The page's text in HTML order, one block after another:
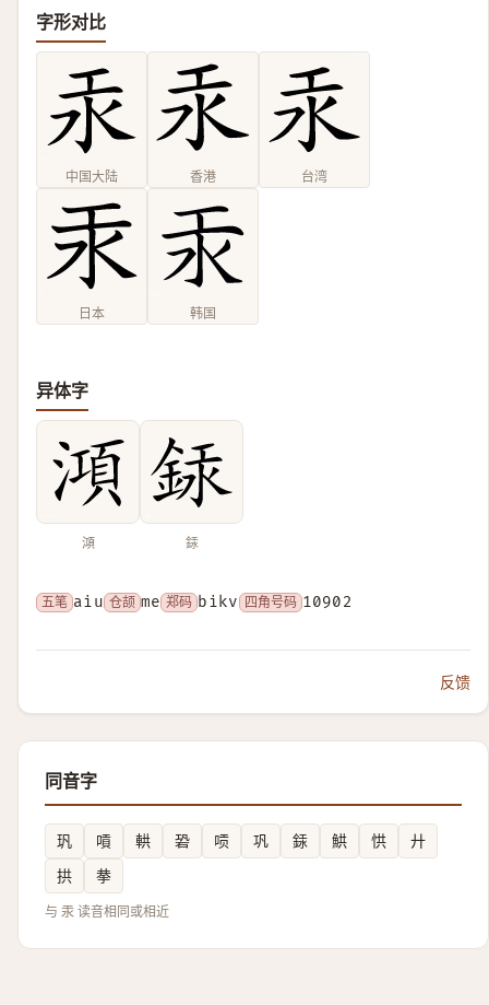
字形对比
中国大陆 香港 台湾
日本 韩国
异体字
澒 銾
五笔 aiu 仓颉 me 郑码 bikv 四角号码 10902
反馈
同音字
㺬 嗊 輁 䂬 唝 巩 銾 䱋 㤨
廾
拱
拲
与 汞 读音相同或相近